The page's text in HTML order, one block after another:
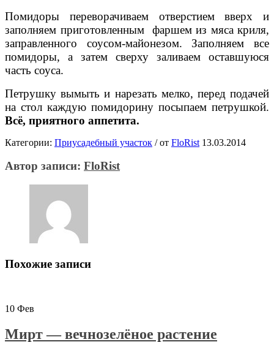
Помидоры переворачиваем отверстием вверх и
заполняем приготовленным фаршем из мяса криля,
заправленного соусом-майонезом. Заполняем все
помидоры, а затем сверху заливаем оставшуюся
часть соуса.
Петрушку вымыть и нарезать мелко, перед подачей
на стол каждую помидорину посыпаем петрушкой.
Всё, приятного аппетита.
Категории: Приусадебный участок /от FloRist 13.03.2014
Автор записи: FloRist
Похожие записи
10 Фев
Мирт — вечнозелёное растение